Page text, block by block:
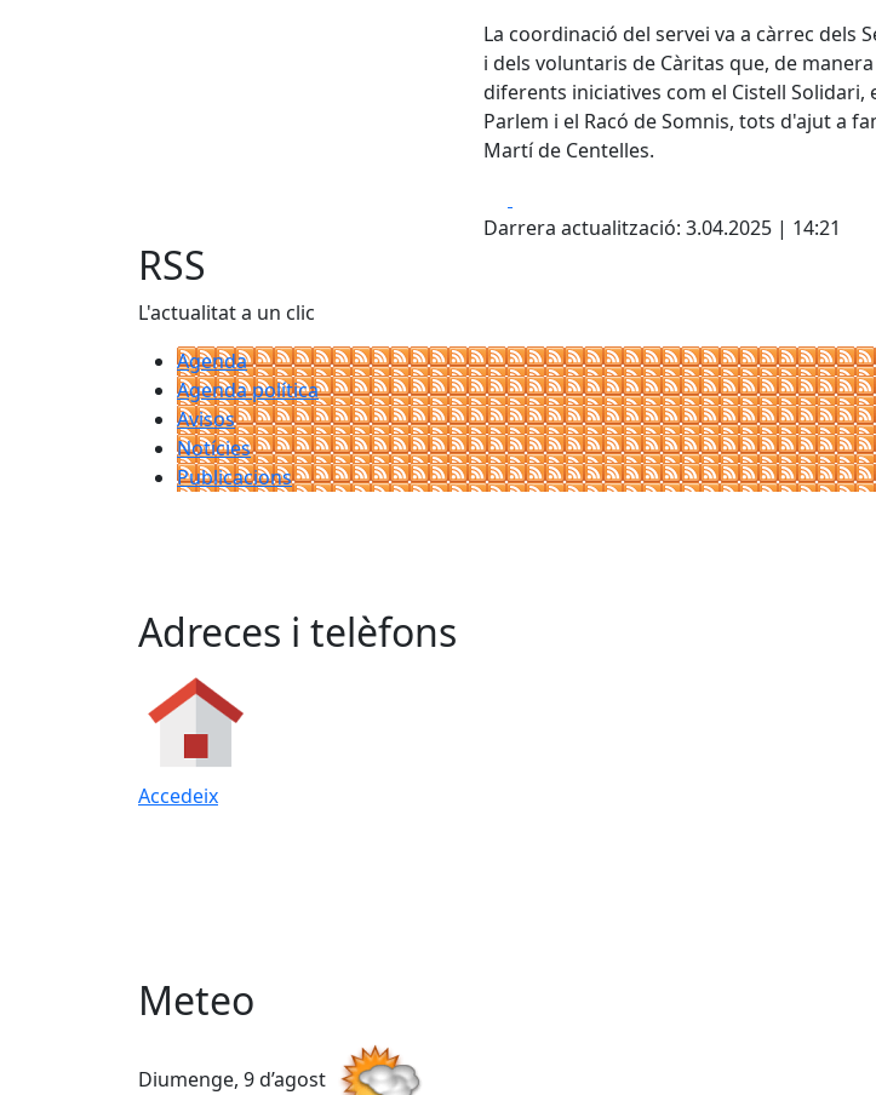
La coordinació del servei va a càrrec dels
i dels voluntaris de Càritas que, de
diferents iniciatives com el Cistell Solidari,
Parlem i el Racó de Somnis, tots d'ajut a
Martí de Centelles.
Darrera actualització: 3.04.2025 | 14:21
RSS
L'actualitat a un clic
Agenda
Agenda política
Avisos
Notícies
Publicacions
Adreces i telèfons
Accedeix
Meteo
Diumenge, 9 d’agost